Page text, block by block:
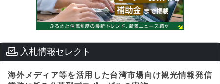
入札情報セレクト
海外メディア等を活用した台湾市場向け観光情報発信